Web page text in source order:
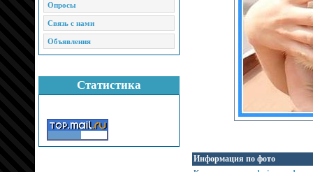
Опросы
Связь с нами
Объявления
Статистика
Информация по фото